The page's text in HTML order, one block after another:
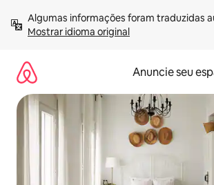
para
Mostrar idioma original
Anuncie seu